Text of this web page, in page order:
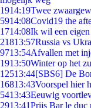
1914:19Twee
5914:08Covid19 the
1714:08Ik wil een
21813:57Russia vs
9713:54Afvallen met
1913:50Winter op het
12513:44[SBS6] De
16813:43Voorspel hier
5413:43Eeuwig
2913:41Prijs Bar le duc